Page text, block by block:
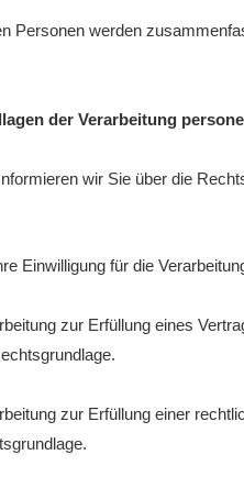
Personen werden
der Verarbeitung
wir Sie über die
Einwilligung für die
zur Erfüllung eines
zur Erfüllung einer